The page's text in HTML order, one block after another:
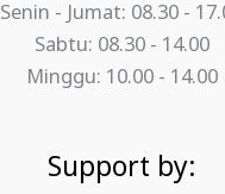
Senin - Jumat: 08.30 -
Sabtu: 08.30 - 14.00
Minggu: 10.00 - 14.00
Support by: